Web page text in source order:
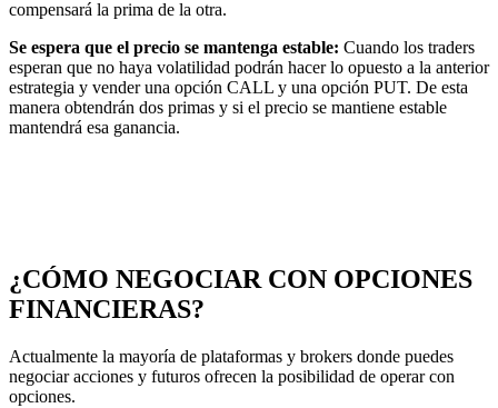
compensará la prima de la otra.
Se espera que el precio se mantenga estable: Cuando los traders
esperan que no haya volatilidad podrán hacer lo opuesto a la anterior
estrategia y vender una opción CALL y una opción PUT. De esta
manera obtendrán dos primas y si el precio se mantiene estable
mantendrá esa ganancia.
¿CÓMO NEGOCIAR CON OPCIONES
FINANCIERAS?
Actualmente la mayoría de plataformas y brokers donde puedes
negociar acciones y futuros ofrecen la posibilidad de operar con
opciones.